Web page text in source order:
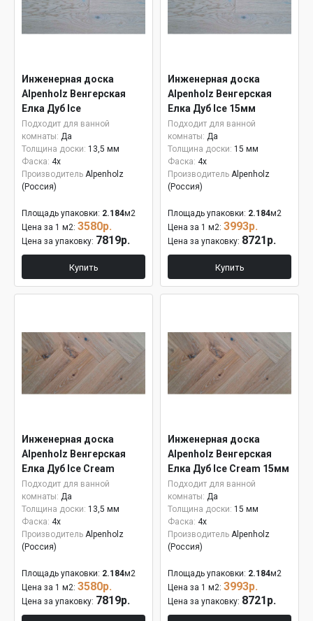
Инженерная доска
Alpenholz Венгерская
Елка Дуб Ice
Подходит для ванной
комнаты: Да
Толщина доски: 13,5 мм
Фаска: 4x
Производитель Alpenholz
(Россия)
Площадь упаковки: 2.184м2
Цена за 1 м2: 3580р.
Цена за упаковку: 7819р.
Купить
Инженерная доска
Alpenholz Венгерская
Елка Дуб Ice 15мм
Подходит для ванной
комнаты: Да
Толщина доски: 15 мм
Фаска: 4x
Производитель Alpenholz
(Россия)
Площадь упаковки: 2.184м2
Цена за 1 м2: 3993р.
Цена за упаковку: 8721р.
Купить
Инженерная доска
Alpenholz Венгерская
Елка Дуб Ice Cream
Подходит для ванной
комнаты: Да
Толщина доски: 13,5 мм
Фаска: 4x
Производитель Alpenholz
(Россия)
Площадь упаковки: 2.184м2
Цена за 1 м2: 3580р.
Цена за упаковку: 7819р.
Инженерная доска
Alpenholz Венгерская
Елка Дуб Ice Cream 15мм
Подходит для ванной
комнаты: Да
Толщина доски: 15 мм
Фаска: 4x
Производитель Alpenholz
(Россия)
Площадь упаковки: 2.184м2
Цена за 1 м2: 3993р.
Цена за упаковку: 8721р.